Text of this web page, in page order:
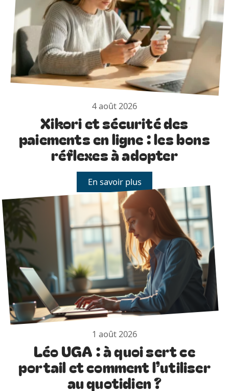
4 août 2026
Xikori et sécurité des
paiements en ligne : les bons
réflexes à adopter
En savoir plus
1 août 2026
Léo UGA : à quoi sert ce
portail et comment l’utiliser
au quotidien ?